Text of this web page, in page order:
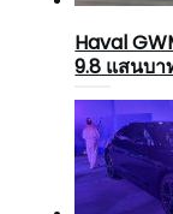
Haval
9.8 แสนบา